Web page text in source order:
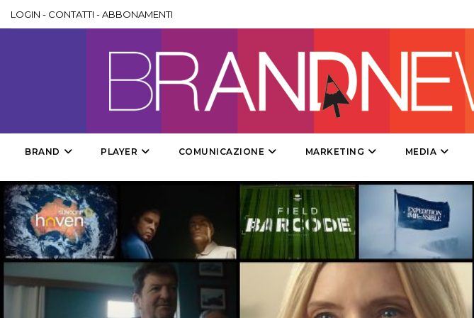
DESIGN
PUNTI VENDITA
CSR
LOGIN - CONTATTI -ABBONAMENTI
BRAND PLAYER COMUNICAZIONE MARKETING MEDIA